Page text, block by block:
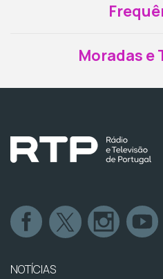
Moradas e
NOTÍCIAS